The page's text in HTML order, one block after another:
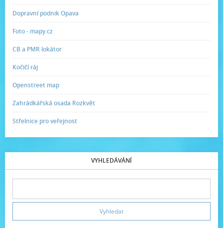
Dopravní podnik Opava
Foto - mapy.cz
CB a PMR lokátor
Kočičí ráj
Openstreet map
Zahrádkářská osada Rozkvět
Střelnice pro veřejnost
VYHLEDÁVÁNÍ